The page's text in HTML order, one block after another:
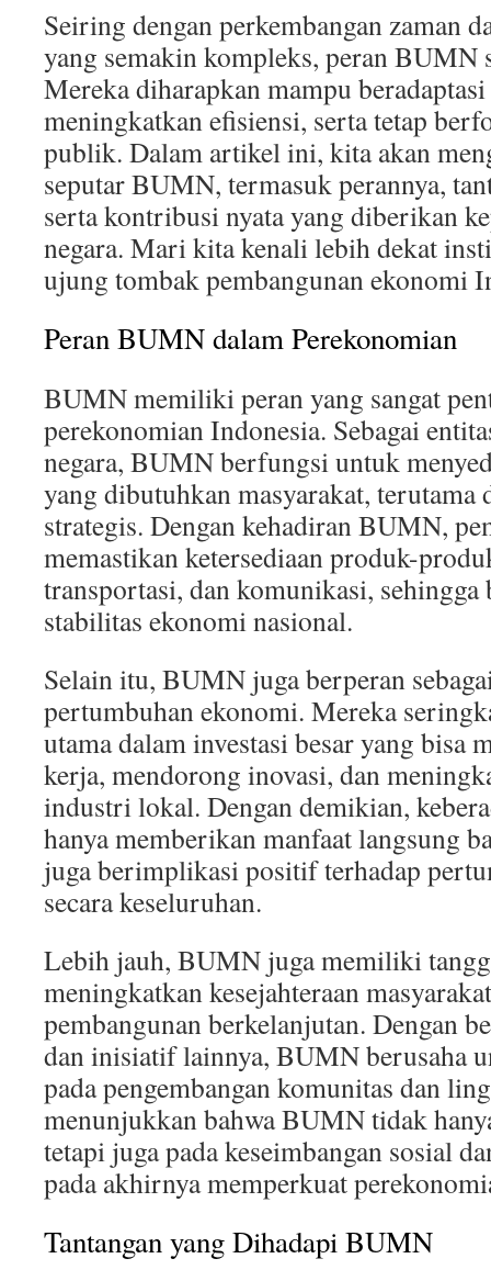
Seiring dengan perkembangan zaman
yang semakin kompleks, peran BUMN
Mereka diharapkan mampu
meningkatkan efisiensi, serta tetap
publik. Dalam artikel ini, kita akan
seputar BUMN, termasuk perannya,
serta kontribusi nyata yang diberikan
negara. Mari kita kenali lebih dekat
ujung tombak pembangunan ekonomi
Peran BUMN dalam Perekonomian
BUMN memiliki peran yang sangat
perekonomian Indonesia. Sebagai
negara, BUMN berfungsi untuk
yang dibutuhkan masyarakat, terutama
strategis. Dengan kehadiran BUMN,
memastikan ketersediaan produk-
transportasi, dan komunikasi,
stabilitas ekonomi nasional.
Selain itu, BUMN juga berperan
pertumbuhan ekonomi. Mereka
utama dalam investasi besar yang bisa
kerja, mendorong inovasi, dan
industri lokal. Dengan demikian,
hanya memberikan manfaat langsung
juga berimplikasi positif terhadap
secara keseluruhan.
Lebih jauh, BUMN juga memiliki
meningkatkan kesejahteraan
pembangunan berkelanjutan. Dengan
dan inisiatif lainnya, BUMN berusaha
pada pengembangan komunitas dan
menunjukkan bahwa BUMN tidak
tetapi juga pada keseimbangan sosial
pada akhirnya memperkuat
Tantangan yang Dihadapi BUMN